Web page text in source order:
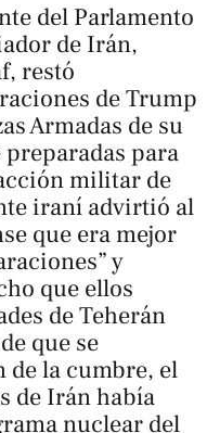
del Parlamento
de Irán,
restó
de Trump
Armadas de su
para
militar de
iraní advirtió al
que era mejor
y
que ellos
de Teherán
que se
de la cumbre, el
de Irán había
nuclear del